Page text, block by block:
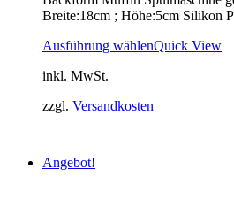
6,99 €2,00 €.
Breite:18cm ; Höhe:5cm Silikon
Ausführung wählenQuick View
inkl. MwSt.
zzgl. Versandkosten
Angebot!